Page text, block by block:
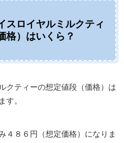
スロイヤルミルクティ
格）はいくら？
クティーの想定値段（価格）は
す。
４８６円（想定価格）になりま